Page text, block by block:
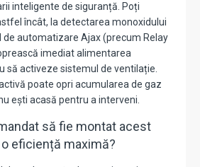
inteligente de siguranță. Poți
încât, la detectarea monoxidului
de automatizare Ajax (precum Relay
imediat alimentarea
să activeze sistemul de ventilație.
poate opri acumularea de gaz
ești acasă pentru a interveni.
să fie montat acest
eficiență maximă?